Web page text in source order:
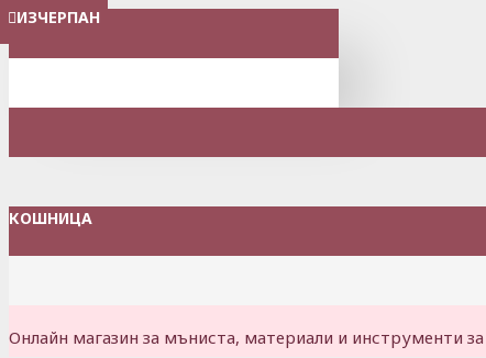
МЕНЮ
КОШНИЦА
Онлайн магазин за мъниста, материали и инструменти
ИЗЧЕРПАН